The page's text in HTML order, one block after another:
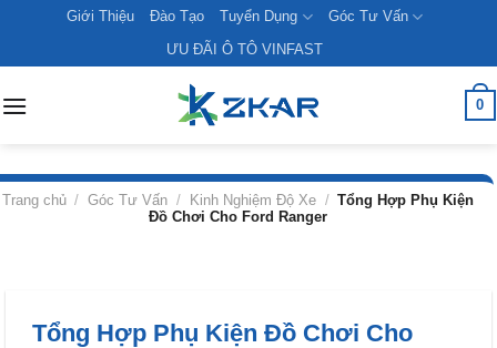
content
Giới Thiệu Đào Tạo Tuyển Dụng
Góc Tư Vấn
ƯU ĐÃI Ô TÔ VINFAST
0
Trang chủ / Góc Tư Vấn / Kinh Nghiệm Độ Xe / Tổng Hợp Phụ Kiện
Đồ Chơi Cho Ford Ranger
Tổng Hợp Phụ Kiện Đồ Chơi Cho